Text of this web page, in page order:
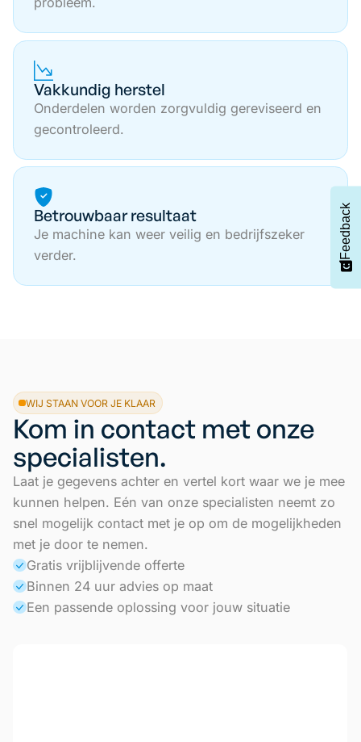
Vakkundig herstel
Onderdelen worden zorgvuldig gereviseerd en
gecontroleerd.
Betrouwbaar resultaat
Je machine kan weer veilig en bedrijfszeker
verder.
WIJ STAAN VOOR JE KLAAR
Kom in contact met onze
specialisten.
Laat je gegevens achter en vertel kort waar we je mee
kunnen helpen. Eén van onze specialisten neemt zo
snel mogelijk contact met je op om de mogelijkheden
met je door te nemen.
Gratis vrijblijvende offerte
Binnen 24 uur advies op maat
Een passende oplossing voor jouw situatie
Feedback